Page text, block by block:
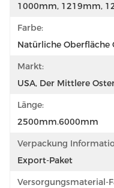
1000mm, 1219mm,
Farbe:
Natürliche Oberfläche
Markt:
USA, Der Mittlere
Länge:
2500mm.6000mm
Verpackung
Export-Paket
Versorgungsmaterial-